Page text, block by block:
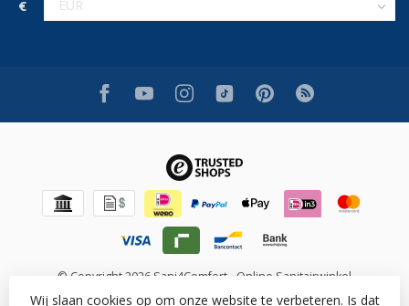
€
© Copyright 2026 Sani4Comfort - Online Sanitairwinkel
Wij slaan cookies op om onze website te verbeteren. Is dat